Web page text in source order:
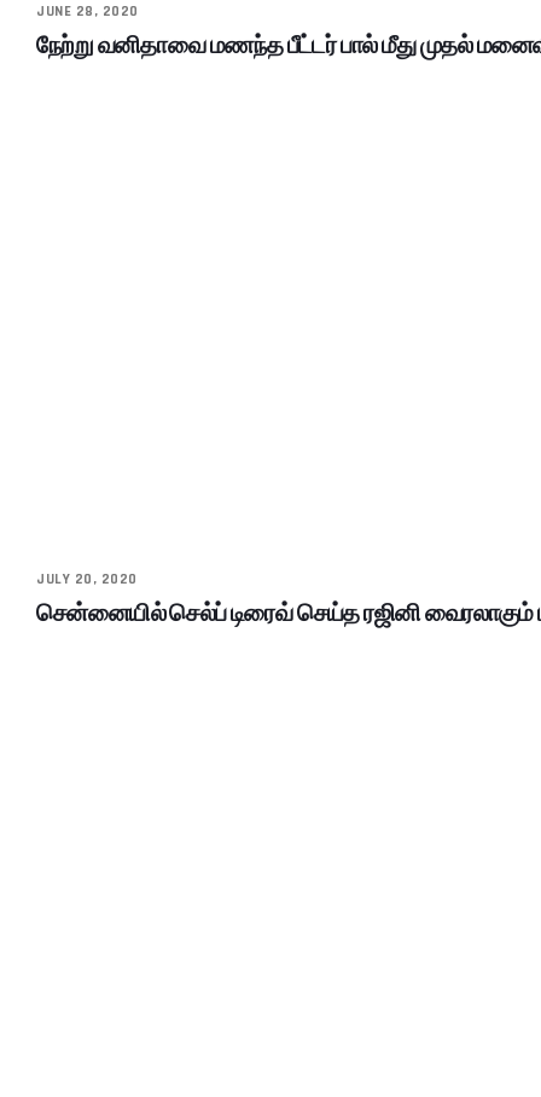
JUNE 28, 2020
நேற்று வனிதாவை மணந்த பீட்டர் பால் மீது முதல்
JULY 20, 2020
சென்னையில் செல்ப் டிரைவ் செய்த ரஜினி வைரலாகும்